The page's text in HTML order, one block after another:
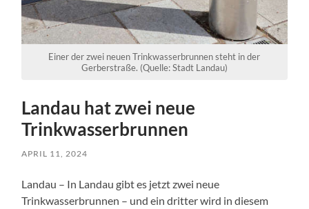
Einer der zwei neuen Trinkwasserbrunnen steht in der
Gerberstraße. (Quelle: Stadt Landau)
Landau hat zwei neue
Trinkwasserbrunnen
APRIL 11, 2024
Landau – In Landau gibt es jetzt zwei neue
Trinkwasserbrunnen – und ein dritter wird in diesem